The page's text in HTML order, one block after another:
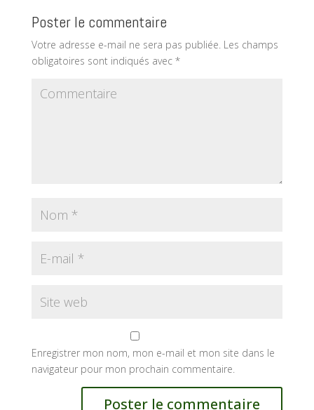
Poster le commentaire
Votre adresse e-mail ne sera pas publiée. Les champs
obligatoires sont indiqués avec *
Enregistrer mon nom, mon e-mail et mon site dans le
navigateur pour mon prochain commentaire.